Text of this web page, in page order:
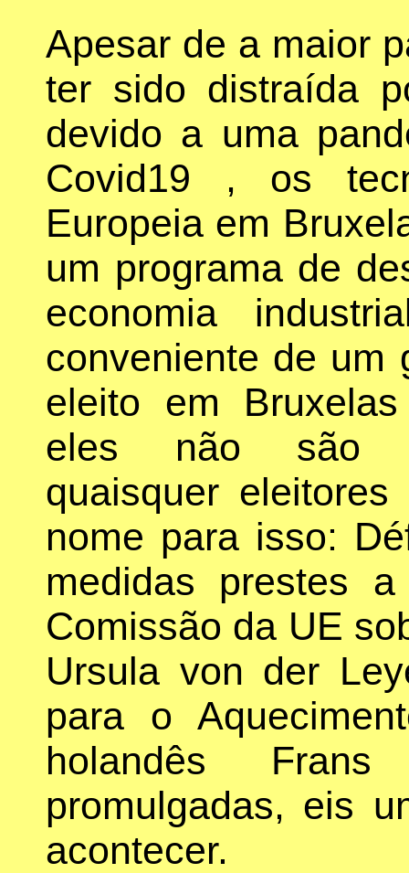
Apesar de a maior
ter sido distraída
devido a uma
Covid19 , os
Europeia em
um programa de
economia
conveniente de um
eleito em
eles não são
quaisquer
nome para isso:
medidas prestes
Comissão da UE
Ursula von der
para o
holandês Frans
promulgadas, eis
acontecer.